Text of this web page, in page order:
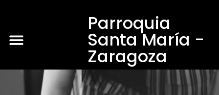
Parroquia
Santa María -
Zaragoza